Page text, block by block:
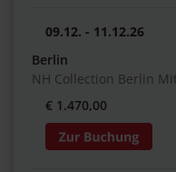
09.12. - 11.12.26
Berlin
NH Collection Berlin
€ 1.470,00